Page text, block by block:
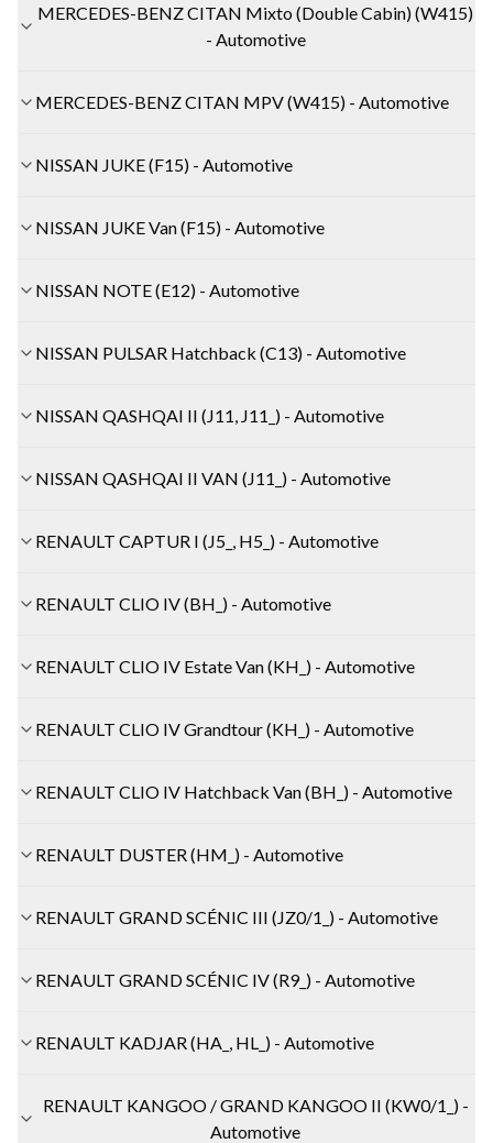
MERCEDES-BENZ CITAN Mixto (Double Cabin) (W415)
- Automotive
MERCEDES-BENZ CITAN MPV (W415) - Automotive
NISSAN JUKE (F15) - Automotive
NISSAN JUKE Van (F15) - Automotive
NISSAN NOTE (E12) - Automotive
NISSAN PULSAR Hatchback (C13) - Automotive
NISSAN QASHQAI II (J11, J11_) - Automotive
NISSAN QASHQAI II VAN (J11_) - Automotive
RENAULT CAPTUR I (J5_, H5_) - Automotive
RENAULT CLIO IV (BH_) - Automotive
RENAULT CLIO IV Estate Van (KH_) - Automotive
RENAULT CLIO IV Grandtour (KH_) - Automotive
RENAULT CLIO IV Hatchback Van (BH_) - Automotive
RENAULT DUSTER (HM_) - Automotive
RENAULT GRAND SCÉNIC III (JZ0/1_) - Automotive
RENAULT GRAND SCÉNIC IV (R9_) - Automotive
RENAULT KADJAR (HA_, HL_) - Automotive
RENAULT KANGOO / GRAND KANGOO II (KW0/1_) -
Automotive